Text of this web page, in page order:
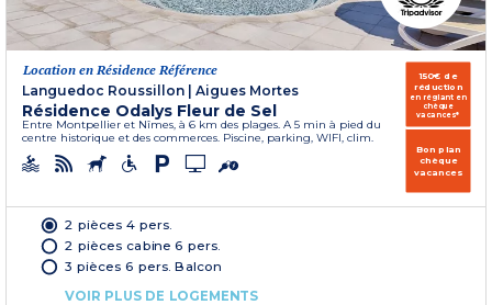
Location en Résidence Référence
Languedoc Roussillon | Aigues Mortes
Résidence Odalys Fleur de Sel
Entre Montpellier et Nîmes, à 6 km des plages. A 5 min à pied du
centre historique et des commerces. Piscine, parking, WIFI, clim.
150€ de
réduction
en réglant en
chèque
vacances*
Bon plan
chèque
vacances
2 pièces 4 pers.
2 pièces cabine 6 pers.
3 pièces 6 pers. Balcon
VOIR PLUS DE LOGEMENTS